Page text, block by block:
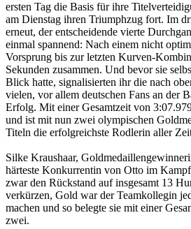
ersten Tag die Basis für ihre
am Dienstag ihren Triumphzug fort. Im
erneut, der entscheidende vierte
einmal spannend: Nach einem nicht
Vorsprung bis zur letzten Kurven-
Sekunden zusammen. Und bevor sie
Blick hatte, signalisierten ihr die nach
vielen, vor allem deutschen Fans an der
Erfolg. Mit einer Gesamtzeit von
und ist mit nun zwei olympischen
Titeln die erfolgreichste Rodlerin aller
Silke Kraushaar,
härteste Konkurrentin von Otto im
zwar den Rückstand auf insgesamt 13
verkürzen, Gold war der Teamkollegin
machen und so belegte sie mit einer
zwei.